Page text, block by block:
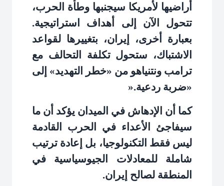
أراضيها لأمريكا سيجنبها وطأة الحرب،
تتحول الآن إلى أهداف استراتيجية.
بعبارة أخرى، إيران، بتغييرها لقواعد
الاشتباك، ستحول تكلفة التحالف مع
ترامب ونتنياهو من «خطر التهديد» إلى
«ضربة ردعية».
كما أن الإدهاش في الميدان يؤكد أن ما
سيفاجئ الأعداء في الحرب القادمة
ليس فقط التكنولوجيا، بل إعادة ترتيب
شاملة للمعادلات الجيوسياسية في
المنطقة لصالح إيران.